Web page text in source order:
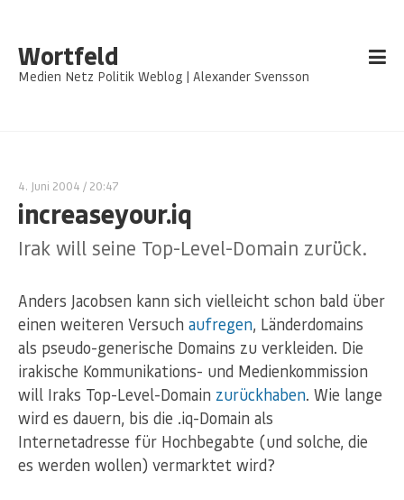
Wortfeld
Medien Netz Politik Weblog | Alexander Svensson
4. Juni 2004 / 20:47
increaseyour.iq
Irak will seine Top-Level-Domain zurück.
Anders Jacobsen kann sich vielleicht schon bald über
einen weiteren Versuch aufregen, Länderdomains
als pseudo-generische Domains zu verkleiden. Die
irakische Kommunikations- und Medienkommission
will Iraks Top-Level-Domain zurückhaben. Wie lange
wird es dauern, bis die .iq-Domain als
Internetadresse für Hochbegabte (und solche, die
es werden wollen) vermarktet wird?